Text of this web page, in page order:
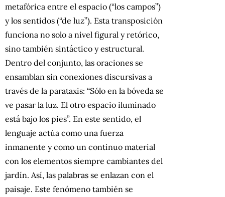
metafórica entre el espacio (“los campos”)
y los sentidos (“de luz”). Esta transposición
funciona no solo a nivel figural y retórico,
sino también sintáctico y estructural.
Dentro del conjunto, las oraciones se
ensamblan sin conexiones discursivas a
través de la parataxis: “Sólo en la bóveda se
ve pasar la luz. El otro espacio iluminado
está bajo los pies”. En este sentido, el
lenguaje actúa como una fuerza
inmanente y como un continuo material
con los elementos siempre cambiantes del
jardín. Así, las palabras se enlazan con el
paisaje. Este fenómeno también se